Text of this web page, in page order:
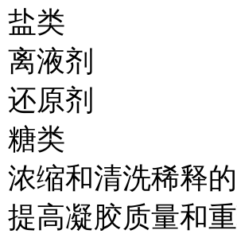
盐类
离液剂
还原剂
糖类
浓缩和清洗稀释
提高凝胶质量和重